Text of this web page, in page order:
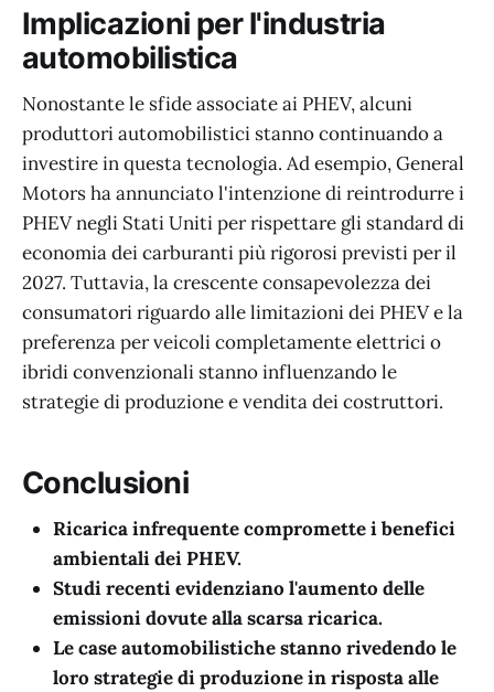
Implicazioni per l'industria
automobilistica
Nonostante le sfide associate ai PHEV, alcuni
produttori automobilistici stanno continuando a
investire in questa tecnologia. Ad esempio, General
Motors ha annunciato l'intenzione di reintrodurre i
PHEV negli Stati Uniti per rispettare gli standard di
economia dei carburanti più rigorosi previsti per il
2027. Tuttavia, la crescente consapevolezza dei
consumatori riguardo alle limitazioni dei PHEV e la
preferenza per veicoli completamente elettrici o
ibridi convenzionali stanno influenzando le
strategie di produzione e vendita dei costruttori.
Conclusioni
Ricarica infrequente compromette i benefici
ambientali dei PHEV.
Studi recenti evidenziano l'aumento delle
emissioni dovute alla scarsa ricarica.
Le case automobilistiche stanno rivedendo le
loro strategie di produzione in risposta alle